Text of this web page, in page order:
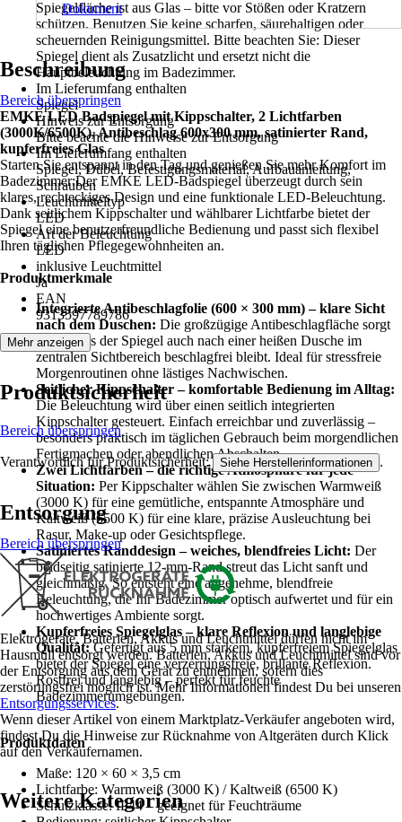
Spiegelfläche ist aus Glas – bitte vor Stößen oder Kratzern
schützen. Benutzen Sie keine scharfen, säurehaltigen oder
scheuernden Reinigungsmittel. Bitte beachten Sie: Dieser
Spiegel dient als Zusatzlicht und ersetzt nicht die
Hauptbeleuchtung im Badezimmer.
Im Lieferumfang enthalten
Spiegel
Hinweis zur Entsorgung
Bitte beachte die Hinweise zur Entsorgung
Im Lieferumfang enthalten
Spiegel, Dübel, Befestigungsmaterial, Aufbauanleitung,
Schrauben
Leuchtmitteltyp
LED
Art der Beleuchtung
LED
inklusive Leuchtmittel
Ja
EAN
9313597789786
Dokument
Beschreibung
Bereich überspringen
EMKE LED Badspiegel mit Kippschalter, 2 Lichtfarben
(3000K/6500K), Antibeschlag 600x300 mm, satinierter Rand,
kupferfreies Glas
Starten Sie entspannt in den Tag und genießen Sie mehr Komfort im
Badezimmer:Der EMKE LED-Badspiegel überzeugt durch sein
klares, rechteckiges Design und eine funktionale LED-Beleuchtung.
Dank seitlichem Kippschalter und wählbarer Lichtfarbe bietet der
Spiegel eine benutzerfreundliche Bedienung und passt sich flexibel
Ihren täglichen Pflegegewohnheiten an.
Produktmerkmale
Integrierte Antibeschlagfolie (600 × 300 mm) – klare Sicht
nach dem Duschen: Die großzügige Antibeschlagfläche sorgt
dafür, dass der Spiegel auch nach einer heißen Dusche im
zentralen Sichtbereich beschlagfrei bleibt. Ideal für stressfreie
Morgenroutinen ohne lästiges Nachwischen.
Seitlicher Kippschalter – komfortable Bedienung im Alltag:
Die Beleuchtung wird über einen seitlich integrierten
Kippschalter gesteuert. Einfach erreichbar und zuverlässig –
besonders praktisch im täglichen Gebrauch beim morgendlichen
Fertigmachen oder abendlichen Abschalten.
Zwei Lichtfarben – die richtige Atmosphäre für jede
Situation: Per Kippschalter wählen Sie zwischen Warmweiß
(3000 K) für eine gemütliche, entspannte Atmosphäre und
Kaltweiß (6500 K) für eine klare, präzise Ausleuchtung bei
Rasur, Make-up oder Gesichtspflege.
Satiniertes Randdesign – weiches, blendfreies Licht: Der
beidseitig satinierte 12-mm-Rand streut das Licht sanft und
gleichmäßig. So entsteht eine angenehme, blendfreie
Beleuchtung, die Ihr Badezimmer optisch aufwertet und für ein
hochwertiges Ambiente sorgt.
Kupferfreies Spiegelglas – klare Reflexion und langlebige
Qualität:Gefertigt aus 5 mm starkem, kupferfreiem Spiegelglas
bietet der Spiegel eine verzerrungsfreie, brillante Reflexion.
Rostfrei und langlebig – perfekt für feuchte
Badezimmerumgebungen.
Produktdaten
Maße: 120 × 60 × 3,5 cm
Lichtfarbe: Warmweiß (3000 K) / Kaltweiß (6500 K)
Schutzklasse: IP44 – geeignet für Feuchträume
Mehr anzeigen
Produktsicherheit
Bereich überspringen
Verantwortlich für Produktsicherheit: Siehe Herstellerinformationen .
Entsorgung
Bereich überspringen
Elektrogeräte, Batterien, Akkus und Leuchtmittel dürfen nicht im
Hausmüll entsorgt werden. Batterien, Akkus und Leuchtmittel sind vor
der Entsorgung aus dem Gerät zu entnehmen, sofern dies
zerstörungsfrei möglich ist. Mehr Informationen findest Du bei unseren
Entsorgungsservices.
Wenn dieser Artikel von einem Marktplatz-Verkäufer angeboten wird,
findest Du die Hinweise zur Rücknahme von Altgeräten durch Klick
auf den Verkäufernamen.
Weitere Kategorien